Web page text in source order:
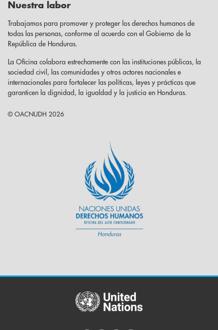
Nuestra labor
Trabajamos para promover y proteger los derechos humanos de
todas las personas, conforme al acuerdo con el Gobierno de la
República de Honduras.
La Oficina colabora estrechamente con las instituciones públicas, la
sociedad civil, las comunidades y otros actores nacionales e
internacionales para fortalecer las políticas, leyes y prácticas que
garanticen la dignidad, la igualdad y la justicia en Honduras.
© OACNUDH 2026